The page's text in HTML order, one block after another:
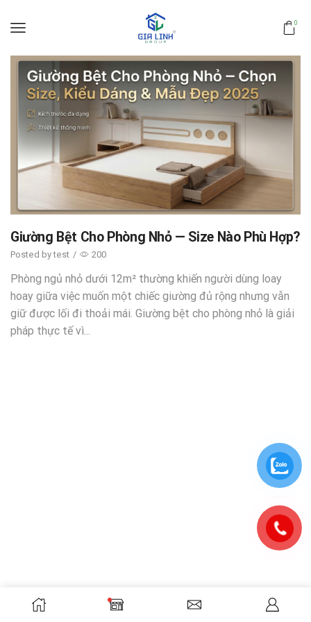
0
Giường Bệt Cho Phòng Nhỏ — Size Nào Phù Hợp?
Posted bytest / 200
Phòng ngủ nhỏ dưới 12m² thường khiến người dùng loay
hoay giữa việc muốn một chiếc giường đủ rộng nhưng vẫn
giữ được lối đi thoải mái. Giường bệt cho phòng nhỏ là giải
pháp thực tế vì...